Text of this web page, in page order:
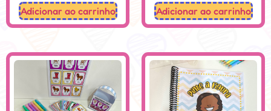
Adicionar ao carrinho Adicionar ao carrinho